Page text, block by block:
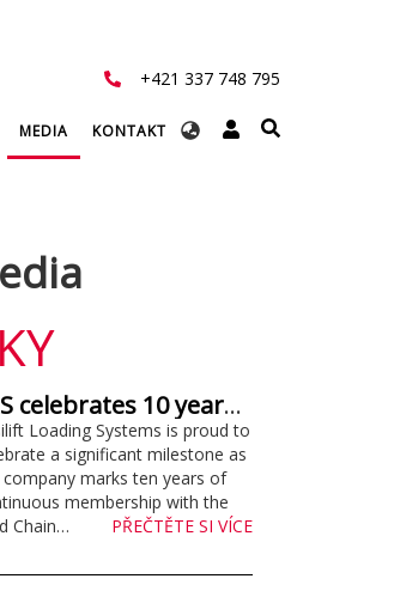
+421 337 748 795
MEDIA KONTAKT
ELS celebrates 10 years supporting Cold Chain Federation
Loading Systems is proud to
a significant milestone as
marks ten years of
membership with the
Chain…
PŘEČTĚTE SI VÍCE